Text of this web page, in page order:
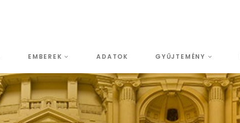
EMBEREK ADATOK GYŰJTEMÉNY